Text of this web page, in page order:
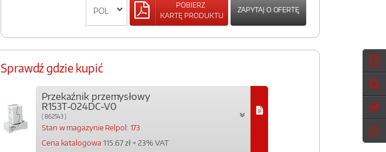
POBIERZ
KARTĘ PRODUKTU
ZAPYTAJ O OFERTĘ
Sprawdź gdzie kupić
Przekaźnik przemysłowy
R153T-024DC-V0
( 862543 )
Stan w magazynie Relpol: 173
Cena katalogowa 115.67 zł + 23% VAT